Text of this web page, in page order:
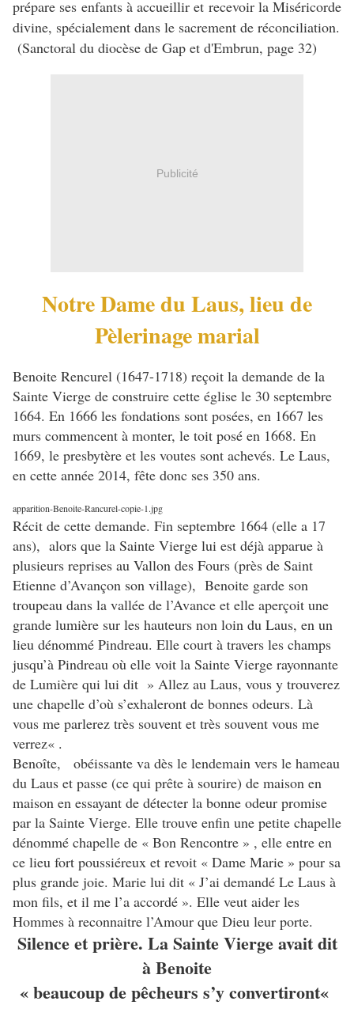
prépare ses enfants à accueillir et recevoir la Miséricorde
divine, spécialement dans le sacrement de réconciliation.
(Sanctoral du diocèse de Gap et d'Embrun, page 32)
Publicité
Notre Dame du Laus, lieu de
Pèlerinage marial
Benoite Rencurel (1647-1718) reçoit la demande de la
Sainte Vierge de construire cette église le 30 septembre
1664. En 1666 les fondations sont posées, en 1667 les
murs commencent à monter, le toit posé en 1668. En
1669, le presbytère et les voutes sont achevés. Le Laus,
en cette année 2014, fête donc ses 350 ans.
apparition-Benoite-Rancurel-copie-1.jpg
Récit de cette demande. Fin septembre 1664 (elle a 17
ans), alors que la Sainte Vierge lui est déjà apparue à
plusieurs reprises au Vallon des Fours (près de Saint
Etienne d’Avançon son village), Benoite garde son
troupeau dans la vallée de l’Avance et elle aperçoit une
grande lumière sur les hauteurs non loin du Laus, en un
lieu dénommé Pindreau. Elle court à travers les champs
jusqu’à Pindreau où elle voit la Sainte Vierge rayonnante
de Lumière qui lui dit » Allez au Laus, vous y trouverez
une chapelle d’où s’exhaleront de bonnes odeurs. Là
vous me parlerez très souvent et très souvent vous me
verrez« .
Benoîte, obéissante va dès le lendemain vers le hameau
du Laus et passe (ce qui prête à sourire) de maison en
maison en essayant de détecter la bonne odeur promise
par la Sainte Vierge. Elle trouve enfin une petite chapelle
dénommé chapelle de « Bon Rencontre » , elle entre en
ce lieu fort poussiéreux et revoit « Dame Marie » pour sa
plus grande joie. Marie lui dit « J’ai demandé Le Laus à
mon fils, et il me l’a accordé ». Elle veut aider les
Hommes à reconnaitre l’Amour que Dieu leur porte.
Silence et prière. La Sainte Vierge avait dit
à Benoite
« beaucoup de pêcheurs s’y convertiront«